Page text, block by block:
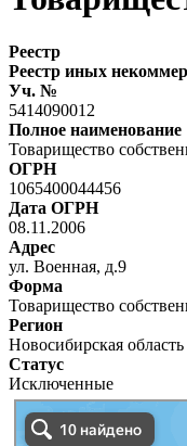
Реестр
Реестр иных
Уч. №
5414090012
Полное наименование
Товарищество
ОГРН
1065400044456
Дата ОГРН
08.11.2006
Адрес
ул. Военная, д.9
Форма
Товарищество
Регион
Новосибирская область
Статус
Исключенные